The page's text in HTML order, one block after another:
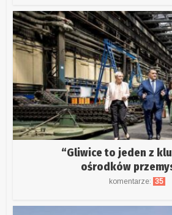
“Gliwice to jeden z
ośrodków
komentarze: 35